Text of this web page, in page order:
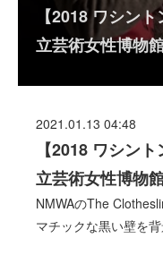
【2018 ワシン
立芸術女性博物
2021.01.13 04:48
【2018 ワシン
立芸術女性博物
NMWAのThe
マチックな黒い壁を